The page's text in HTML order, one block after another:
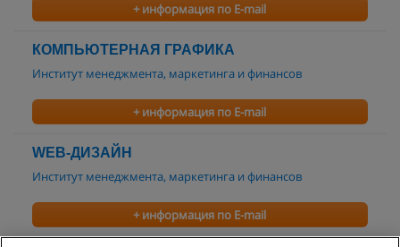
+ информация по E-mail
КОМПЬЮТЕРНАЯ ГРАФИКА
Институт менеджмента, маркетинга и финансов
+ информация по E-mail
WEB-ДИЗАЙН
Институт менеджмента, маркетинга и финансов
+ информация по E-mail